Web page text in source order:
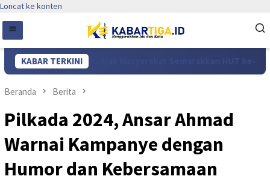
Loncat ke konten
KABAR TERKINI
Merah Putih, Ajak Masyarakat Semarakkan HUT ke-81 RI
Beranda Berita
Pilkada 2024, Ansar Ahmad
Warnai Kampanye dengan
Humor dan Kebersamaan